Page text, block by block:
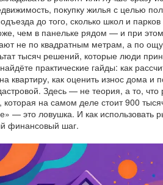
, покупку жилья с целью
до того, сколько школ и
чем в панельке рядом — и при
не по квадратным метрам, а по
тысяч решений, которые люди
практические гайды: как
квартиру, как оценить износ дома и
Здесь — не теория, а то,
которая на самом деле стоит 900
— это ловушка. И как использовать
финансовый шаг.